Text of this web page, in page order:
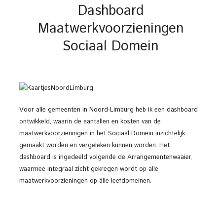
Dashboard
Maatwerkvoorzieningen
Sociaal Domein
Voor alle gemeenten in Noord-Limburg heb ik een dashboard
ontwikkeld, waarin de aantallen en kosten van de
maatwerkvoorzieningen in het Sociaal Domein inzichtelijk
gemaakt worden en vergeleken kunnen worden. Het
dashboard is ingedeeld volgende de Arrangementenwaaier,
waarmee integraal zicht gekregen wordt op alle
maatwerkvoorzieningen op álle leefdomeinen.